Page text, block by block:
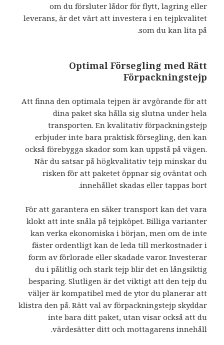
om du försluter lådor för flytt, lagring eller
leverans, är det värt att investera i en tejpkvalitet
som du kan lita på.
Optimal Försegling med Rätt
Förpackningstejp
Att finna den optimala tejpen är avgörande för att
dina paket ska hålla sig slutna under hela
transporten. En kvalitativ förpackningstejp
erbjuder inte bara praktisk försegling, den kan
också förebygga skador som kan uppstå på vägen.
När du satsar på högkvalitativ tejp minskar du
risken för att paketet öppnar sig oväntat och
innehållet skadas eller tappas bort.
För att garantera en säker transport kan det vara
klokt att inte snåla på tejpköpet. Billiga varianter
kan verka ekonomiska i början, men om de inte
fäster ordentligt kan de leda till merkostnader i
form av förlorade eller skadade varor. Investerar
du i pålitlig och stark tejp blir det en långsiktig
besparing. Slutligen är det viktigt att den tejp du
väljer är kompatibel med de ytor du planerar att
klistra den på. Rätt val av förpackningstejp skyddar
inte bara ditt paket, utan visar också att du
värdesätter ditt och mottagarens innehåll.